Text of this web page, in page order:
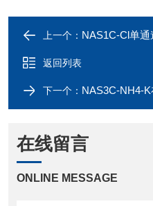
上一个： NAS1C-Cl单
返回列表
下一个： NAS3C-NH4-
在线留言
ONLINE MESSAGE